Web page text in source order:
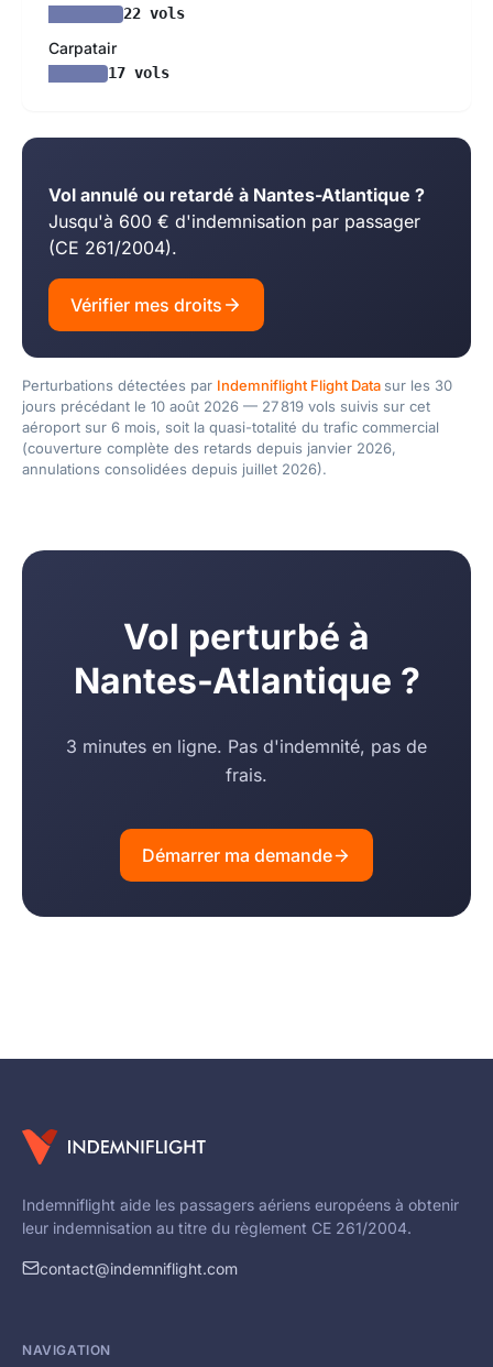
22 vols
Carpatair
17 vols
Vol annulé ou retardé à Nantes-Atlantique ?
Jusqu'à 600 € d'indemnisation par passager
(CE 261/2004).
Vérifier mes droits
Perturbations détectées par Indemniflight Flight Data sur les 30
jours précédant le 10 août 2026 — 27 819 vols suivis sur cet
aéroport sur 6 mois, soit la quasi-totalité du trafic commercial
(couverture complète des retards depuis janvier 2026,
annulations consolidées depuis juillet 2026).
Vol perturbé à
Nantes-Atlantique ?
3 minutes en ligne. Pas d'indemnité, pas de
frais.
Démarrer ma demande
Indemniflight aide les passagers aériens européens à obtenir
leur indemnisation au titre du règlement CE 261/2004.
contact@indemniflight.com
NAVIGATION